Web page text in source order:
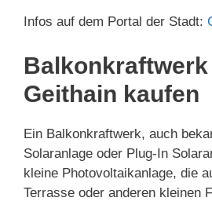
Infos auf dem Portal der Stadt:
Geithain kaufen
Ein Balkonkraftwerk, auch
Solaranlage oder Plug-In
kleine Photovoltaikanlage, die
Terrasse oder anderen kleinen